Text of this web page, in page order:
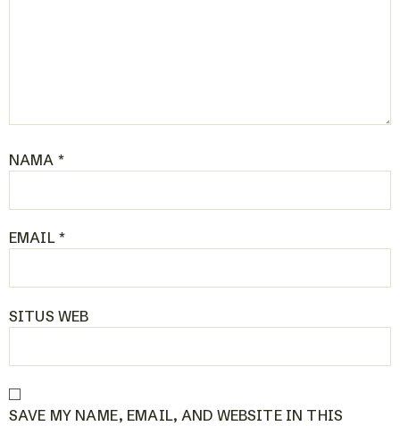
NAMA *
EMAIL *
SITUS WEB
SAVE MY NAME, EMAIL, AND WEBSITE IN THIS